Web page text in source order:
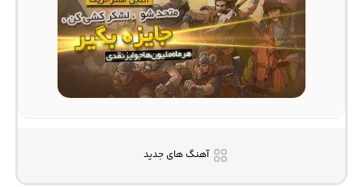
آهنگ های جدید